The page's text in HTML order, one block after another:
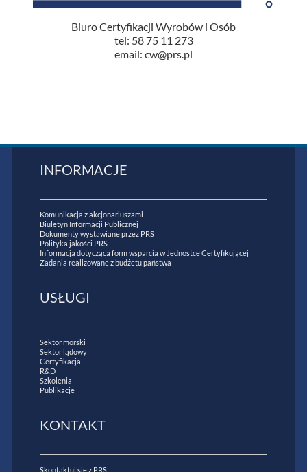
Biuro Certyfikacji Wyrobów i Osób
tel: 58 75 11 273
email: cw@prs.pl
INFORMACJE
Komunikacja z akcjonariuszami
Biuletyn Informacji Publicznej
Dokumenty wystawiane przez PRS
Polityka jakości PRS
Informacja dotycząca form wsparcia w Jednostce Certyfikującej
Zadania realizowane z budżetu państwa
USŁUGI
Sektor morski
Sektor lądowy
Certyfikacja
R&D
Szkolenia
Publikacje
KONTAKT
Skontaktuj się z PRS